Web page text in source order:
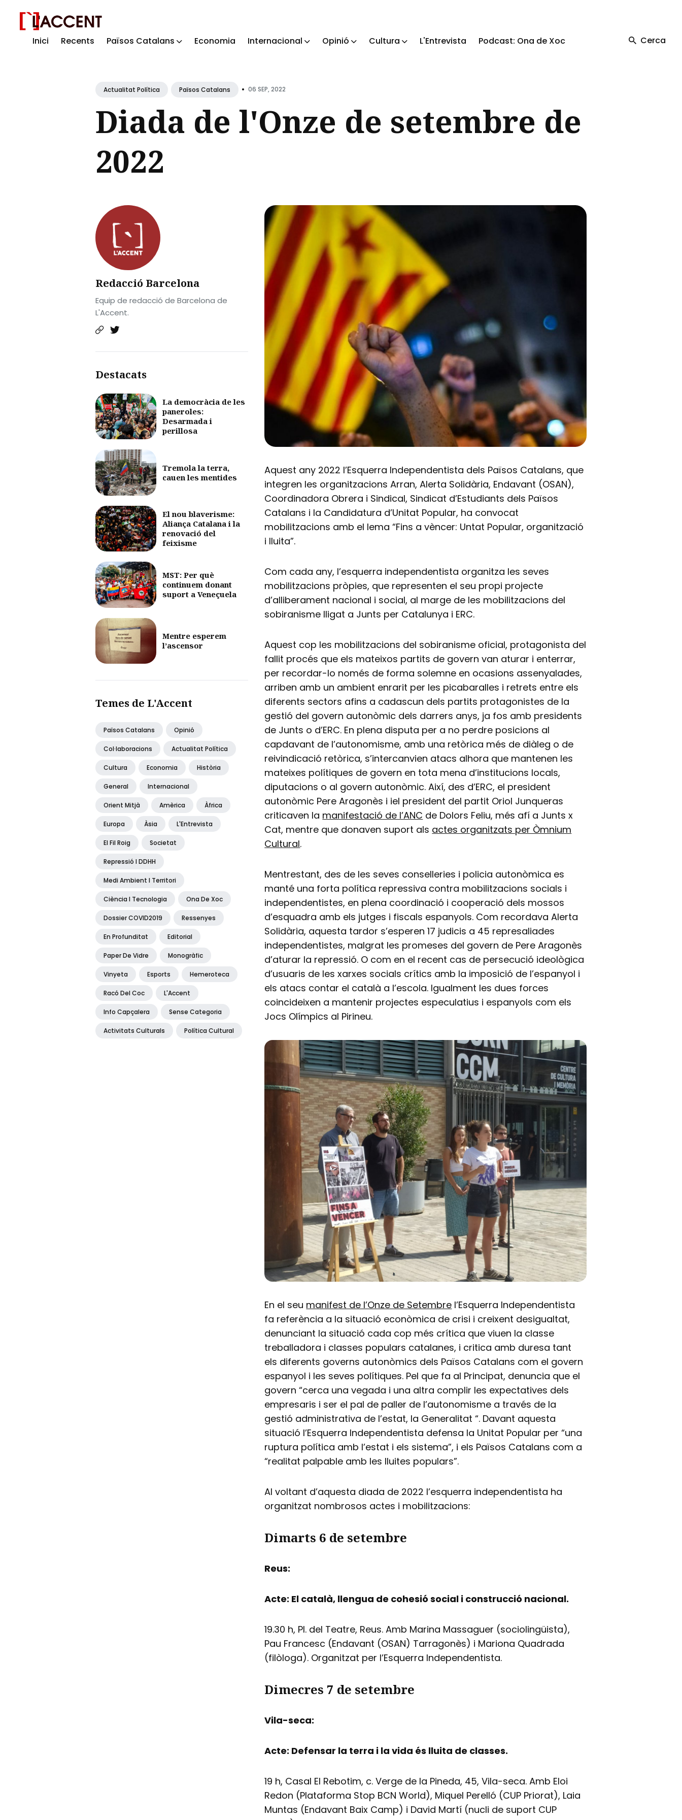
Inici Recents Països Catalans Economia Internacional Opinió Cultura L'Entrevista Podcast: Ona de Xoc Cerca
Blog
Actualitat Política Països Catalans • 06 SEP, 2022
Diada de l'Onze de setembre de
2022
Redacció Barcelona
Equip de redacció de Barcelona de
L'Accent.
Destacats
La democràcia de les
paneroles:
Desarmada i
perillosa
Tremola la terra,
cauen les mentides
El nou blaverisme:
Aliança Catalana i la
renovació del
feixisme
MST: Per què
continuem donant
suport a Veneçuela
Mentre esperem
l’ascensor
Temes de L'Accent
Països Catalans Opinió
Col·laboracions Actualitat Política
Cultura Economia Història
General Internacional
Orient Mitjà Amèrica Àfrica
Europa Àsia L'Entrevista
El Fil Roig Societat
Repressió I DDHH
Medi Ambient I Territori
Ciència I Tecnologia Ona De Xoc
Dossier COVID2019 Ressenyes
En Profunditat Editorial
Paper De Vidre Monogràfic
Vinyeta Esports Hemeroteca
Racó Del Coc L'Accent
Info Capçalera Sense Categoria
Activitats Culturals Política Cultural
Aquest any 2022 l’Esquerra Independentista dels Països Catalans, que
integren les organitzacions Arran, Alerta Solidària, Endavant (OSAN),
Coordinadora Obrera i Sindical, Sindicat d’Estudiants dels Països
Catalans i la Candidatura d’Unitat Popular, ha convocat
mobilitzacions amb el lema “Fins a vèncer: Untat Popular, organització
i lluita”.
Com cada any, l’esquerra independentista organitza les seves
mobilitzacions pròpies, que representen el seu propi projecte
d’alliberament nacional i social, al marge de les mobilitzacions del
sobiranisme lligat a Junts per Catalunya i ERC.
Aquest cop les mobilitzacions del sobiranisme oficial, protagonista del
fallit procés que els mateixos partits de govern van aturar i enterrar,
per recordar-lo només de forma solemne en ocasions assenyalades,
arriben amb un ambient enrarit per les picabaralles i retrets entre els
diferents sectors afins a cadascun dels partits protagonistes de la
gestió del govern autonòmic dels darrers anys, ja fos amb presidents
de Junts o d’ERC. En plena disputa per a no perdre posicions al
capdavant de l’autonomisme, amb una retòrica més de diàleg o de
reivindicació retòrica, s’intercanvien atacs alhora que mantenen les
mateixes polítiques de govern en tota mena d’institucions locals,
diputacions o al govern autonòmic. Així, des d’ERC, el president
autonòmic Pere Aragonès i iel president del partit Oriol Junqueras
criticaven la manifestació de l’ANC de Dolors Feliu, més afí a Junts x
Cat, mentre que donaven suport als actes organitzats per Òmnium
Cultural.
Mentrestant, des de les seves conselleries i policia autonòmica es
manté una forta política repressiva contra mobilitzacions socials i
independentistes, en plena coordinació i cooperació dels mossos
d’esquadra amb els jutges i fiscals espanyols. Com recordava Alerta
Solidària, aquesta tardor s’esperen 17 judicis a 45 represaliades
independentistes, malgrat les promeses del govern de Pere Aragonès
d’aturar la repressió. O com en el recent cas de persecució ideològica
d’usuaris de les xarxes socials crítics amb la imposició de l’espanyol i
els atacs contar el català a l’escola. Igualment les dues forces
coincideixen a mantenir projectes especulatius i espanyols com els
Jocs Olímpics al Pirineu.
En el seu manifest de l’Onze de Setembre l’Esquerra Independentista
fa referència a la situació econòmica de crisi i creixent desigualtat,
denunciant la situació cada cop més crítica que viuen la classe
treballadora i classes populars catalanes, i critica amb duresa tant
els diferents governs autonòmics dels Països Catalans com el govern
espanyol i les seves polítiques. Pel que fa al Principat, denuncia que el
govern “cerca una vegada i una altra complir les expectatives dels
empresaris i ser el pal de paller de l’autonomisme a través de la
gestió administrativa de l’estat, la Generalitat “. Davant aquesta
situació l’Esquerra Independentista defensa la Unitat Popular per “una
ruptura política amb l’estat i els sistema”, i els Països Catalans com a
“realitat palpable amb les lluites populars”.
Al voltant d’aquesta diada de 2022 l’esquerra independentista ha
organitzat nombrosos actes i mobilitzacions:
Dimarts 6 de setembre
Reus:
Acte: El català, llengua de cohesió social i construcció nacional.
19.30 h, Pl. del Teatre, Reus. Amb Marina Massaguer (sociolingüista),
Pau Francesc (Endavant (OSAN) Tarragonès) i Mariona Quadrada
(filòloga). Organitzat per l’Esquerra Independentista.
Dimecres 7 de setembre
Vila-seca:
Acte: Defensar la terra i la vida és lluita de classes.
19 h, Casal El Rebotim, c. Verge de la Pineda, 45, Vila-seca. Amb Eloi
Redon (Plataforma Stop BCN World), Miquel Perelló (CUP Priorat), Laia
Muntas (Endavant Baix Camp) i David Martí (nucli de suport CUP